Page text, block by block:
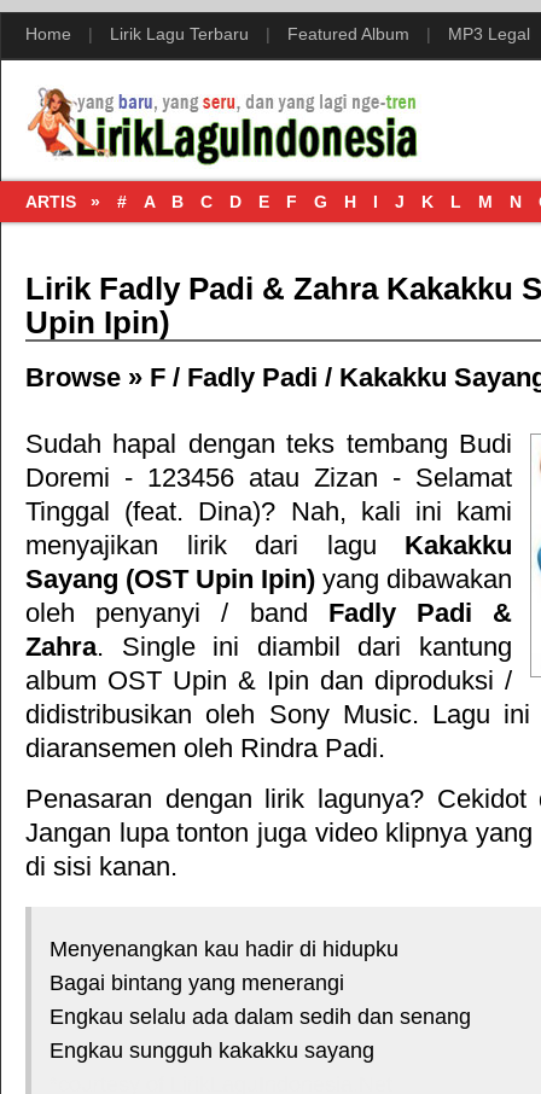
Home | Lirik Lagu Terbaru | Featured Album | MP3 Legal
ARTIS » # A B C D E F G H I J K L M N
Lirik Fadly Padi & Zahra Kakakku
Upin Ipin)
Browse » F / Fadly Padi / Kakakku
Sudah hapal dengan teks tembang Budi
Doremi - 123456 atau Zizan - Selamat
Tinggal (feat. Dina)? Nah, kali ini kami
menyajikan lirik dari lagu Kakakku
Sayang (OST Upin Ipin) yang dibawakan
oleh penyanyi / band Fadly Padi &
Zahra. Single ini diambil dari kantung
album OST Upin & Ipin dan diproduksi /
didistribusikan oleh Sony Music. Lagu ini
diaransemen oleh Rindra Padi.
Penasaran dengan lirik lagunya?
Jangan lupa tonton juga video klipnya
di sisi kanan.
Menyenangkan kau hadir di hidupku
Bagai bintang yang menerangi
Engkau selalu ada dalam sedih dan senang
Engkau sungguh kakakku sayang